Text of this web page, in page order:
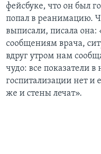
фейсбуке, что он был
попал в реанимацию.
выписали, писала она:
сообщениям врача,
вдруг утром нам
чудо: все показатели
госпитализации нет и
же и стены лечат».